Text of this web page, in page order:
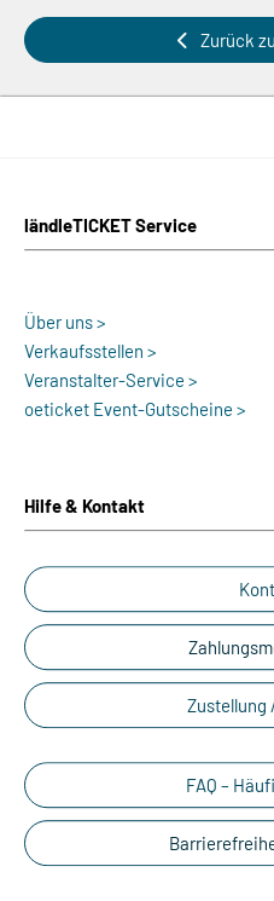
Zurück
ländleTICKET Service
Über uns >
Verkaufsstellen >
Veranstalter-Service >
oeticket Event-Gutscheine >
Hilfe & Kontakt
Zustellung
FAQ –